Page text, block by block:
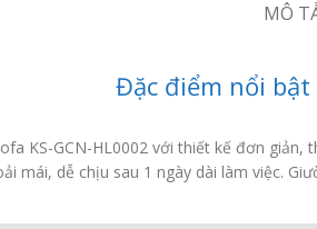
MÔ
Đặc điểm nổi bật
KS-GCN-HL0002 với thiết kế đơn
mái, dễ chịu sau 1 ngày dài làm việc.